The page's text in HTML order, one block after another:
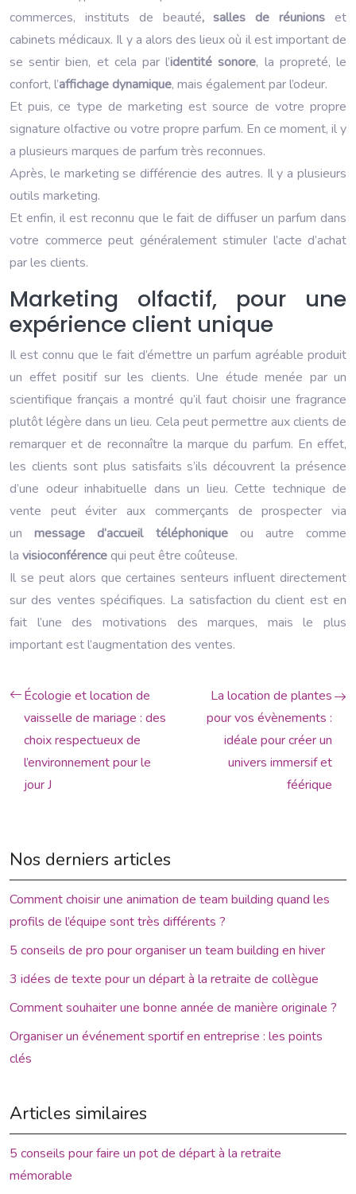
commerces, instituts de beauté, salles de réunions et
cabinets médicaux. Il y a alors des lieux où il est important de
se sentir bien, et cela par l’identité sonore, la propreté, le
confort, l’affichage dynamique, mais également par l’odeur.
Et puis, ce type de marketing est source de votre propre
signature olfactive ou votre propre parfum. En ce moment, il y
a plusieurs marques de parfum très reconnues.
Après, le marketing se différencie des autres. Il y a plusieurs
outils marketing.
Et enfin, il est reconnu que le fait de diffuser un parfum dans
votre commerce peut généralement stimuler l’acte d’achat
par les clients.
Marketing olfactif, pour une
expérience client unique
Il est connu que le fait d’émettre un parfum agréable produit
un effet positif sur les clients. Une étude menée par un
scientifique français a montré qu’il faut choisir une fragrance
plutôt légère dans un lieu. Cela peut permettre aux clients de
remarquer et de reconnaître la marque du parfum. En effet,
les clients sont plus satisfaits s’ils découvrent la présence
d’une odeur inhabituelle dans un lieu. Cette technique de
vente peut éviter aux commerçants de prospecter via
unmessage d’accueil téléphoniqueou autre comme
la visioconférencequi peut être coûteuse.
Il se peut alors que certaines senteurs influent directement
sur des ventes spécifiques. La satisfaction du client est en
fait l’une des motivations des marques, mais le plus
important est l’augmentation des ventes.
Écologie et location de
vaisselle de mariage : des
choix respectueux de
l’environnement pour le
jour J
La location de plantes
pour vos évènements :
idéale pour créer un
univers immersif et
féérique
Nos derniers articles
Comment choisir une animation de team building quand les
profils de l’équipe sont très différents ?
5 conseils de pro pour organiser un team building en hiver
3 idées de texte pour un départ à la retraite de collègue
Comment souhaiter une bonne année de manière originale ?
Organiser un événement sportif en entreprise : les points
clés
Articles similaires
5 conseils pour faire un pot de départ à la retraite
mémorable